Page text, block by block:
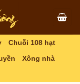
Chuỗi 108 hạt
Xông nhà